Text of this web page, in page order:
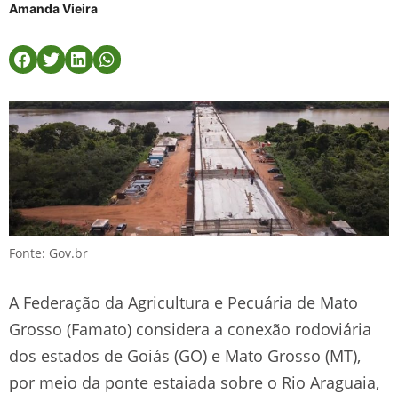
Amanda Vieira
Fonte: Gov.br
A Federação da Agricultura e Pecuária de Mato
Grosso (Famato) considera a conexão rodoviária
dos estados de Goiás (GO) e Mato Grosso (MT),
por meio da ponte estaiada sobre o Rio Araguaia,